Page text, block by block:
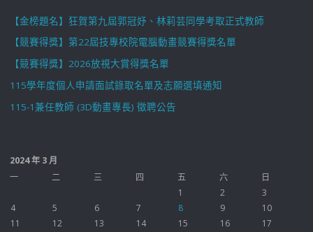
【金榜題名】狂賀第九屆郭冠妤、林莉芸同學考取正式教師
【競賽得獎】第22屆技專校院電腦動畫競賽得獎名單
【競賽得獎】2026放視大賞得獎名單
115學年度個人申請面試錄取名單及志願選填通知
115-1兼任教師 (3D動畫專長) 徵聘公告
2024 年 3 月
一
二 三 四 五 六
日
1
2
3
4
5 6 7 8 9
10
11
12 13 14 15 16
17